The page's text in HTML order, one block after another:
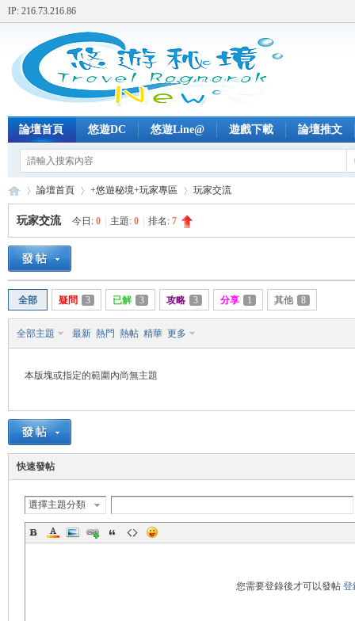
IP: 216.73.216.86
論壇首頁 悠遊DC 悠遊Line@ 遊戲下載 論壇推文
悠
»
論壇首頁 +悠遊秘境+玩家專區 玩家交流
玩家交流 今日: 0 主題: 0 排名: 7
全部 疑問 3 已解 3 攻略 3 分享 1 其他 8
全部主題 最新 熱門 熱帖 精華 更多
本版塊或指定的範圍內尚無主題
快速發帖
選擇主題分類
您需要登錄後才可以發帖 登